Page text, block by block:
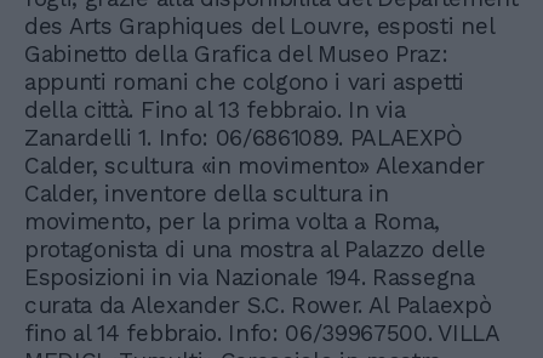
des Arts Graphiques del Louvre, esposti nel
Gabinetto della Grafica del Museo Praz:
appunti romani che colgono i vari aspetti
della città. Fino al 13 febbraio. In via
Zanardelli 1. Info: 06/6861089. PALAEXPÒ
Calder, scultura «in movimento» Alexander
Calder, inventore della scultura in
movimento, per la prima volta a Roma,
protagonista di una mostra al Palazzo delle
Esposizioni in via Nazionale 194. Rassegna
curata da Alexander S.C. Rower. Al Palaexpò
fino al 14 febbraio. Info: 06/39967500. VILLA